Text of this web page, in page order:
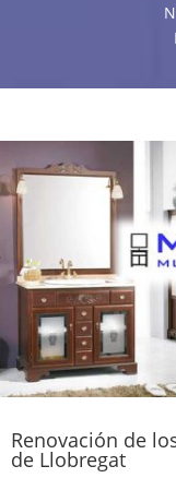
Renovación de
de Llobregat